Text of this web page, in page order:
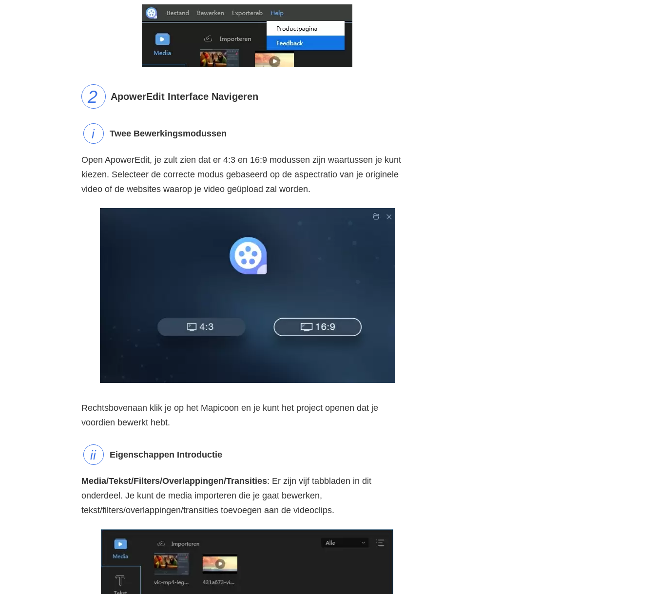
ApowerEdit Interface Navigeren
Twee Bewerkingsmodussen
Open ApowerEdit, je zult zien dat er 4:3 en 16:9 modussen zijn waartussen je kunt
kiezen. Selecteer de correcte modus gebaseerd op de aspectratio van je originele
video of de websites waarop je video geüpload zal worden.
Rechtsbovenaan klik je op het Mapicoon en je kunt het project openen dat je
voordien bewerkt hebt.
Eigenschappen Introductie
Media/Tekst/Filters/Overlappingen/Transities: Er zijn vijf tabbladen in dit
onderdeel. Je kunt de media importeren die je gaat bewerken,
tekst/filters/overlappingen/transities toevoegen aan de videoclips.